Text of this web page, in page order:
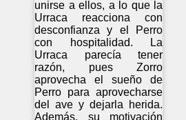
unirse a ellos, a lo que la
Urraca reacciona con
desconfianza y el Perro
con hospitalidad. La
Urraca parecía tener
razón, pues Zorro
aprovecha el sueño de
Perro para aprovecharse
del ave y dejarla herida.
Además, su motivación